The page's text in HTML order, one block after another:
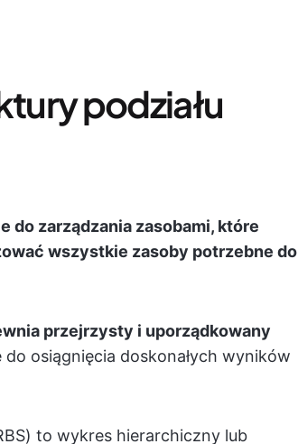
podziału
do zarządzania zasobami, które
wszystkie zasoby potrzebne do
przejrzysty i uporządkowany
do osiągnięcia doskonałych wyników
to wykres hierarchiczny lub